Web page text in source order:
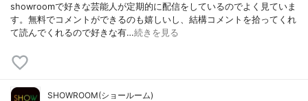
showroomで好きな芸能人が定期的に配信をしているのでよく見ていま
す。無料でコメントができるのも嬉しいし、結構コメントを拾ってくれ
て読んでくれるので好きな有…続きを見る
SHOWROOM(ショールーム)